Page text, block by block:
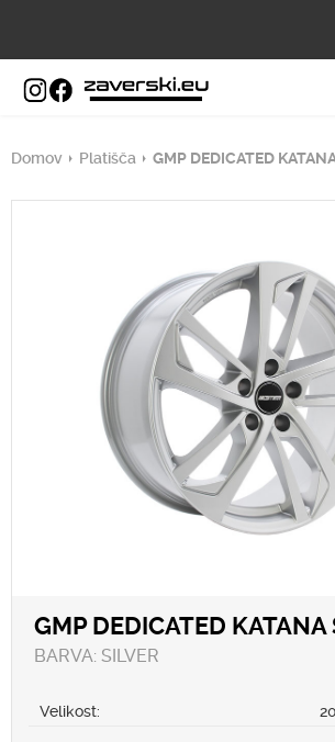
Domov Platišča GMP DEDICATED
GMP DEDICATED KATANA
BARVA: SILVER
Velikost: 20